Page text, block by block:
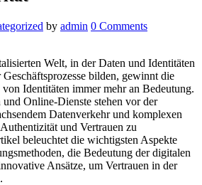
by admin 0 Comments
Welt, in der Daten und Identitäten
bilden, gewinnt die
Identitäten immer mehr an Bedeutung.
Online-Dienste stehen vor der
Datenverkehr und komplexen
und Vertrauen zu
beleuchtet die wichtigsten Aspekte
die Bedeutung der digitalen
Ansätze, um Vertrauen in der